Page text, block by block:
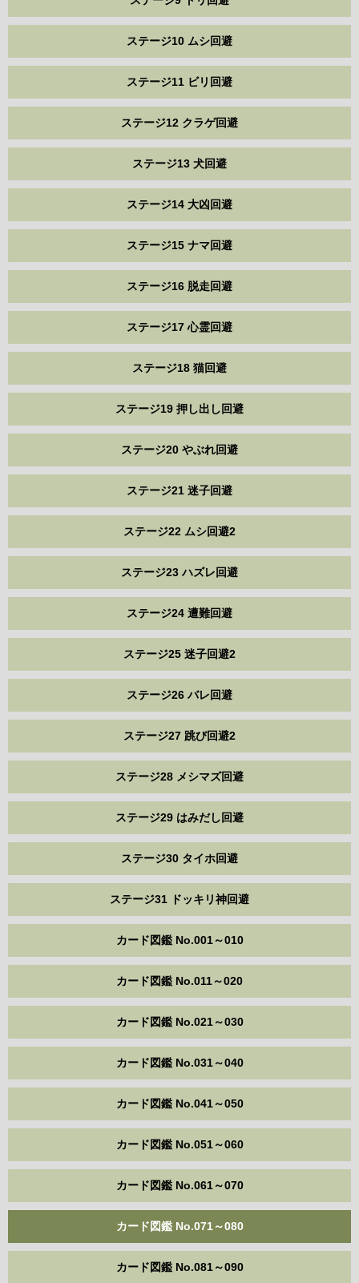
ステージ10 ムシ回避
ステージ11 ビリ回避
ステージ12 クラゲ回避
ステージ13 犬回避
ステージ14 大凶回避
ステージ15 ナマ回避
ステージ16 脱走回避
ステージ17 心霊回避
ステージ18 猫回避
ステージ19 押し出し回避
ステージ20 やぶれ回避
ステージ21 迷子回避
ステージ22 ムシ回避2
ステージ23 ハズレ回避
ステージ24 遭難回避
ステージ25 迷子回避2
ステージ26 バレ回避
ステージ27 跳び回避2
ステージ28 メシマズ回避
ステージ29 はみだし回避
ステージ30 タイホ回避
ステージ31 ドッキリ神回避
カード図鑑 No.001～010
カード図鑑 No.011～020
カード図鑑 No.021～030
カード図鑑 No.031～040
カード図鑑 No.041～050
カード図鑑 No.051～060
カード図鑑 No.061～070
カード図鑑 No.071～080
カード図鑑 No.081～090